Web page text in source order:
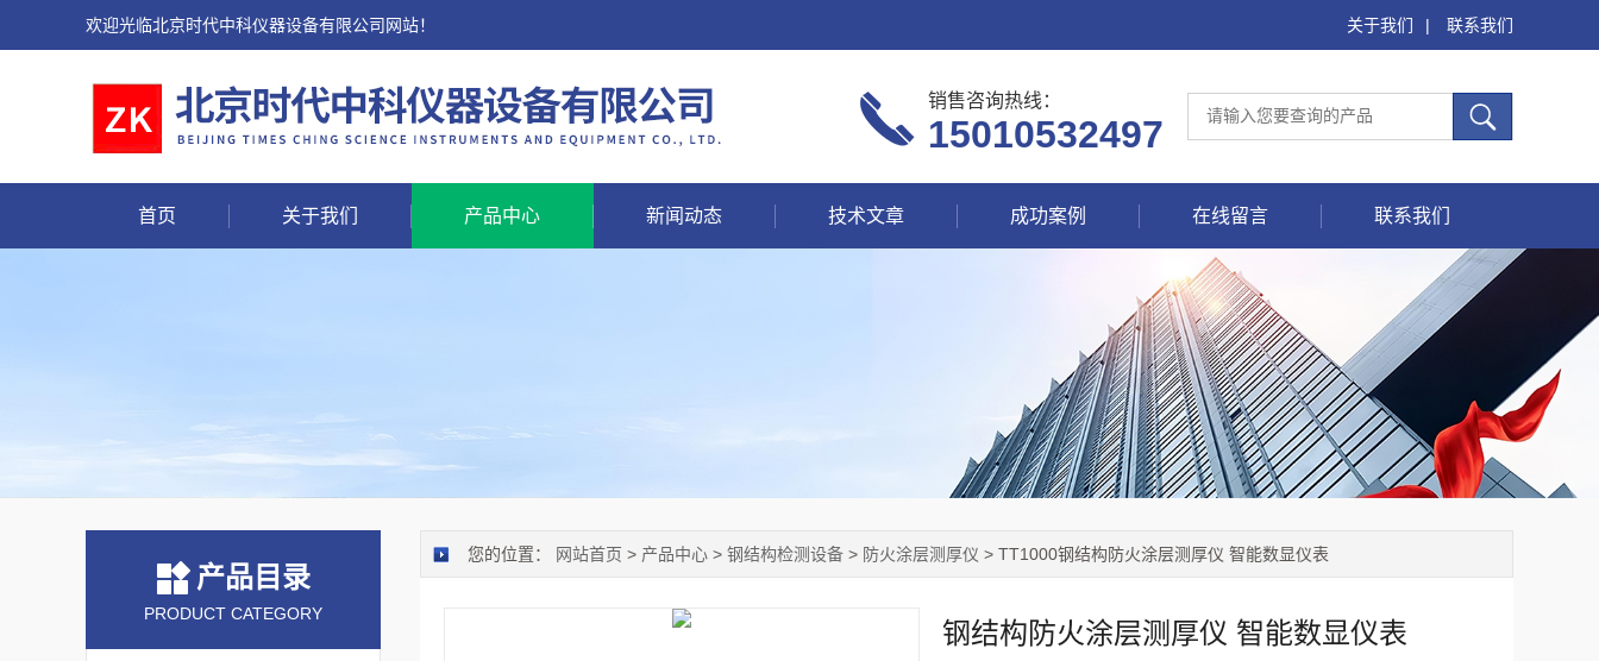
欢迎光临北京时代中科仪器设备有限公司网站！ 关于我们 | 联系我们
销售咨询热线：
15010532497
首页 关于我们 产品中心 新闻动态 技术文章 成功案例 在线留言 联系我们
您的位置： 网站首页 > 产品中心 > 钢结构检测设备 > 防火涂层测厚仪 > TT1000钢结构防火涂层测厚仪 智能数显仪表
钢结构防火涂层测厚仪 智能数显仪表
产品目录
PRODUCT CATEGORY